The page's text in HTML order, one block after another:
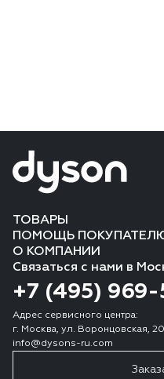
ТОВАРЫ
ПОМОЩЬ
О КОМПАНИИ
Связаться с нами в
+7 (495)
Адрес сервисного центра:
г. Москва, ул. Воронцовская, 20
info@dysons-ru.com